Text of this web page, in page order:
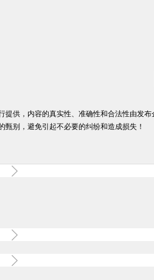
提供，内容的真实性、准确性和合法性由发
别，避免引起不必要的纠纷和造成损失！